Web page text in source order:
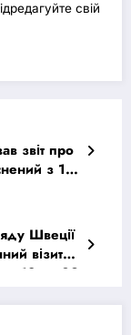
свій
звіт про
з 10
Швеції
візит
з 18 по 29